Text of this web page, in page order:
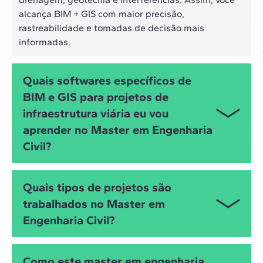
alcança BIM + GIS com maior precisão,
rastreabilidade e tomadas de decisão mais
informadas.
Quais softwares específicos de
BIM e GIS para projetos de
infraestrutura viária eu vou
aprender no Master em Engenharia
Civil?
InfraWorks (Autodesk) para o desenho geométrico e
modelagem de infraestrutura, Revit para o
desenvolvimento de projetos multidisciplinares,
planejamento e gestão da construção. Também
Quais tipos de projetos são
trabalhados no Master em
Engenharia Civil?